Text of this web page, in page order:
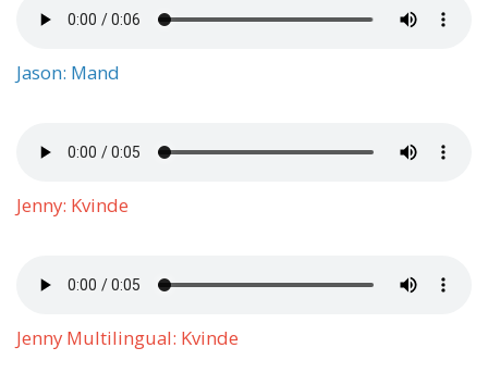
Jason: Mand
Jenny: Kvinde
Jenny Multilingual: Kvinde